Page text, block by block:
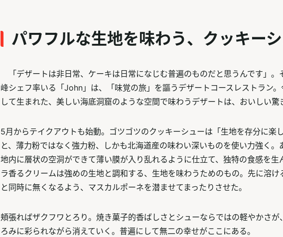
パワフルな生地を味わう、クッキー
「デザートは非日常、ケーキは日常になじむ普遍のものだと思うんです」。
峰シェフ率いる「John」は、「味覚の旅」を謳うデザートコースレストラン
して生まれた、美しい海底洞窟のような空間で味わうデザートは、おいしい驚
5月からテイクアウトも始動。ゴツゴツのクッキーシューは「生地を存分に楽し
と、薄力粉ではなく強力粉、しかも北海道産の味わい深いものを使い力強く。
地内に層状の空洞ができて薄い膜が入り乱れるように仕立て、独特の食感を生
ラ香るクリームは強めの生地と調和する、生地を味わうためのもの。先に溶け
と同時に無くなるよう、マスカルポーネを潜ませてまったりさせた。
頬張ればザクフワとろり。焼き菓子的香ばしさとシューならではの軽やかさが
ろみに彩られながら消えていく。普遍にして無二の幸せがここにある。